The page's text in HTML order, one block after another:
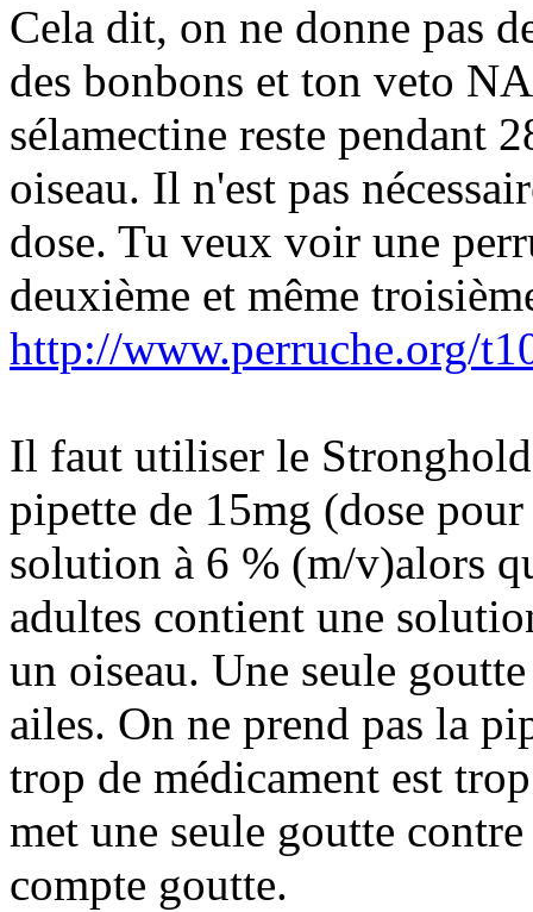
Cela dit, on ne donne pas
des bonbons et ton veto
sélamectine reste pendant
oiseau. Il n'est pas
dose. Tu veux voir une
deuxième et même
http://www.perruche.org/
Il faut utiliser le
pipette de 15mg (dose
solution à 6 % (m/v)alors
adultes contient une
un oiseau. Une seule
ailes. On ne prend pas la
trop de médicament est
met une seule goutte
compte goutte.